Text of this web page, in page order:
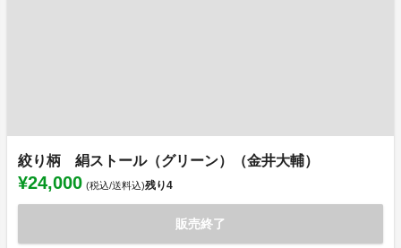
絞り柄 絹ストール（グリーン）（金井大輔）
¥24,000 (税込/送料込)残り4
販売終了